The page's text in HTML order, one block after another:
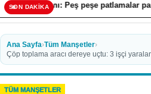
SON DAKİKA
Peş peşe patlamalar paniğe neden
Ana Sayfa›Tüm Manşetler›
Çöp toplama aracı dereye uçtu: 3 işçi
TÜM MANŞETLER